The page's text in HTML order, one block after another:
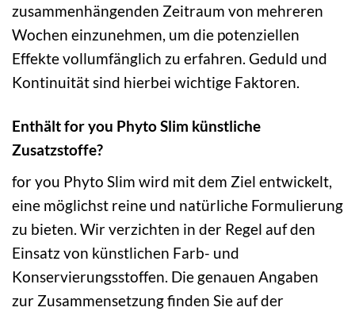
zusammenhängenden Zeitraum von mehreren
Wochen einzunehmen, um die potenziellen
Effekte vollumfänglich zu erfahren. Geduld und
Kontinuität sind hierbei wichtige Faktoren.
Enthält for you Phyto Slim künstliche
Zusatzstoffe?
for you Phyto Slim wird mit dem Ziel entwickelt,
eine möglichst reine und natürliche Formulierung
zu bieten. Wir verzichten in der Regel auf den
Einsatz von künstlichen Farb- und
Konservierungsstoffen. Die genauen Angaben
zur Zusammensetzung finden Sie auf der